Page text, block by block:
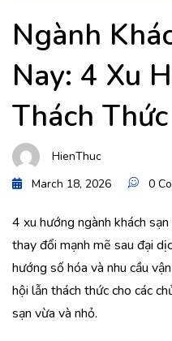
Ngành
Nay: 4 Xu
Thách
HienThuc
March 18, 2026
0
4 xu hướng ngành khách
thay đổi mạnh mẽ sau đại
hướng số hóa và nhu cầu
hội lẫn thách thức cho các
sạn vừa và nhỏ.